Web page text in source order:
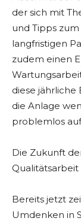
der sich mit
und Tipps
langfristigen
zudem einen
diese jährliche
die Anlage
problemlos
Die Zukunft
Bereits jetzt
Umdenken in